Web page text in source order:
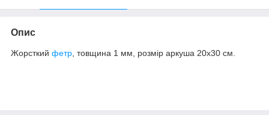
Опис
Жорсткий фетр , товщина 1 мм, розмір аркуша 20х30 см.